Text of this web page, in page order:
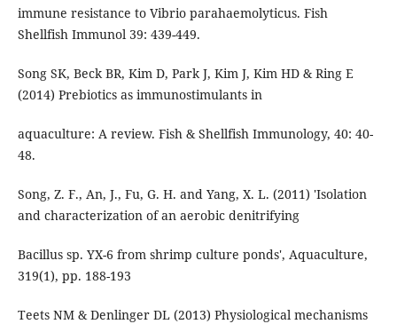
immune resistance to Vibrio parahaemolyticus. Fish
Shellfish Immunol 39: 439-449.
Song SK, Beck BR, Kim D, Park J, Kim J, Kim HD & Ring E
(2014) Prebiotics as immunostimulants in
aquaculture: A review. Fish & Shellfish Immunology, 40: 40-
48.
Song, Z. F., An, J., Fu, G. H. and Yang, X. L. (2011) 'Isolation
and characterization of an aerobic denitrifying
Bacillus sp. YX-6 from shrimp culture ponds', Aquaculture,
319(1), pp. 188-193
Teets NM & Denlinger DL (2013) Physiological mechanisms